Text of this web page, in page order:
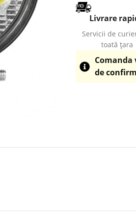
Livrare
Servicii de
toată țara
de